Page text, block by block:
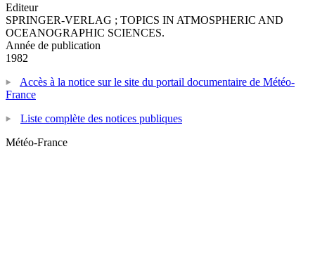
Editeur
SPRINGER-VERLAG ; TOPICS IN ATMOSPHERIC AND
OCEANOGRAPHIC SCIENCES.
Année de publication
1982
Accès à la notice sur le site du portail documentaire de Météo-
France
Liste complète des notices publiques
Météo-France